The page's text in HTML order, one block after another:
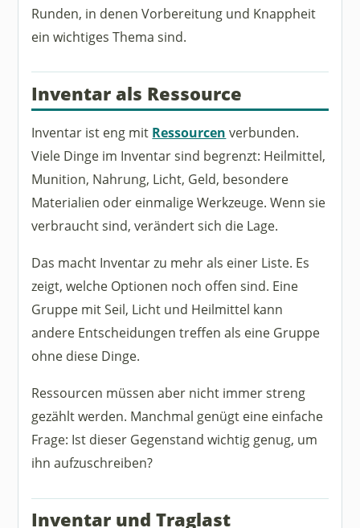
Runden, in denen Vorbereitung und Knappheit
ein wichtiges Thema sind.
Inventar als Ressource
Inventar ist eng mit Ressourcen verbunden.
Viele Dinge im Inventar sind begrenzt: Heilmittel,
Munition, Nahrung, Licht, Geld, besondere
Materialien oder einmalige Werkzeuge. Wenn sie
verbraucht sind, verändert sich die Lage.
Das macht Inventar zu mehr als einer Liste. Es
zeigt, welche Optionen noch offen sind. Eine
Gruppe mit Seil, Licht und Heilmittel kann
andere Entscheidungen treffen als eine Gruppe
ohne diese Dinge.
Ressourcen müssen aber nicht immer streng
gezählt werden. Manchmal genügt eine einfache
Frage: Ist dieser Gegenstand wichtig genug, um
ihn aufzuschreiben?
Inventar und Traglast